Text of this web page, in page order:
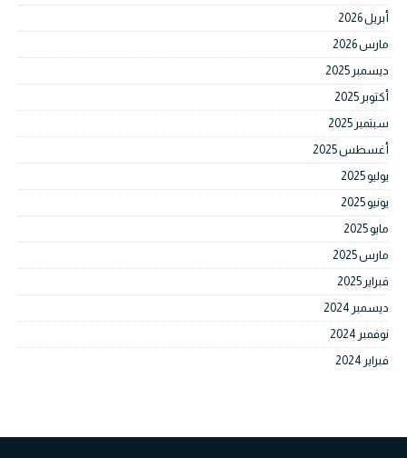
أبريل 2026
مارس 2026
ديسمبر 2025
أكتوبر 2025
سبتمبر 2025
أغسطس 2025
يوليو 2025
يونيو 2025
مايو 2025
مارس 2025
فبراير 2025
ديسمبر 2024
نوفمبر 2024
فبراير 2024